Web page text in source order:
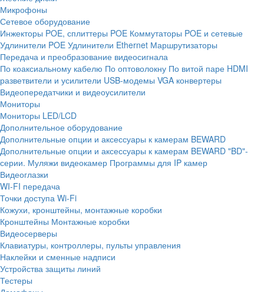
Микрофоны
Сетевое оборудование
Инжекторы POE, сплиттеры POE Коммутаторы POE и сетевые
Удлинители POE Удлинители Ethernet Маршрутизаторы
Передача и преобразование видеосигнала
По коаксиальному кабелю По оптоволокну По витой паре HDMI
разветвители и усилители USB-модемы VGA конвертеры
Видеопередатчики и видеоусилители
Мониторы
Мониторы LED/LCD
Дополнительное оборудование
Дополнительные опции и аксессуары к камерам BEWARD
Дополнительные опции и аксессуары к камерам BEWARD "BD"-
серии. Муляжи видеокамер Программы для IP камер
Видеоглазки
WI-FI передача
Точки доступа Wi-Fi
Кожухи, кронштейны, монтажные коробки
Кронштейны Монтажные коробки
Видеосерверы
Клавиатуры, контроллеры, пульты управления
Наклейки и сменные надписи
Устройства защиты линий
Тестеры